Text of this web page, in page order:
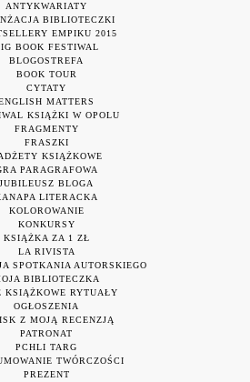
ANTYKWARIATY
BIBLIOTECZKI
EMPIKU 2015
BOOK FESTIWAL
BLOGOSTREFA
BOOK TOUR
CYTATY
MATTERS
KSIĄŻKI W OPOLU
FRAGMENTY
FRASZKI
KSIĄŻKOWE
PARAGRAFOWA
JUBILEUSZ BLOGA
LITERACKA
KOLOROWANIE
KONKURSY
KSIĄŻKA ZA 1 ZŁ
LA RIVISTA
SPOTKANIA AUTORSKIEGO
BIBLIOTECZKA
KSIĄŻKOWE RYTUAŁY
OGŁOSZENIA
Z MOJĄ RECENZJĄ
PATRONAT
PCHLI TARG
TWÓRCZOŚCI
PREZENT